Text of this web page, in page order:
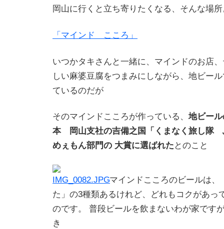
岡山に行くと立ち寄りたくなる、そんな場
「マインド こころ」
いつかタキさんと一緒に、マインドのお店
しい麻婆豆腐をつまみにしながら、地ビー
ているのだが
そのマインドこころが作っている、 地ビー
本 岡山支社の吉備之国「くまなく旅し隊
めぇもん部門の 大賞に選ばれた とのこと
マインドこころのビールは、
た」の3種類あるけれど、どれもコクがあっ
のです。 普段ビールを飲まないわが家です
き